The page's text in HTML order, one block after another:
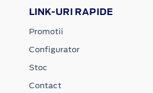
LINK-URI RAPIDE
Promotii
Configurator
Stoc
Contact